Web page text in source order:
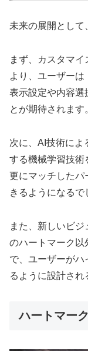
未来の展開として
まず、カスタマ
より、ユーザー
表示設定や内容選
とが期待されます
次に、AI技術によ
する機械学習技術
更にマッチしたパ
きるようになるで
また、新しいビ
のハートマーク以
で、ユーザーがハ
るように設計され
ハートマー